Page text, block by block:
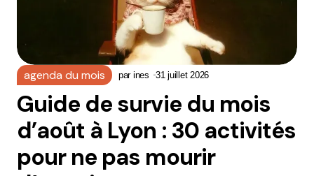
agenda du mois par ines 31 juillet 2026
Guide de survie du mois
d’août à Lyon : 30 activités
pour ne pas mourir